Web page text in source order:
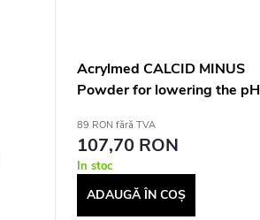
Acrylmed CALCID MINUS
Powder for lowering the pH
89 RON fără TVA
107,70 RON
In stoc
ADAUGĂ ÎN COŞ